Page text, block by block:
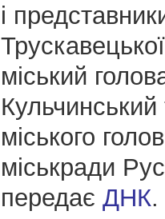
і
міський
міського
міськради
передає ДНК.